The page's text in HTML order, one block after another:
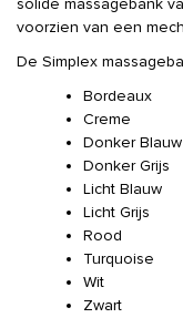
solide massagebank
voorzien van een
De Simplex
Bordeaux
Creme
Donker Blauw
Donker Grijs
Licht Blauw
Licht Grijs
Rood
Turquoise
Wit
Zwart